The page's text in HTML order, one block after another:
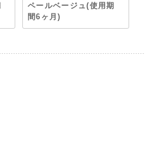
ペールベージュ(使用期
間6ヶ月)